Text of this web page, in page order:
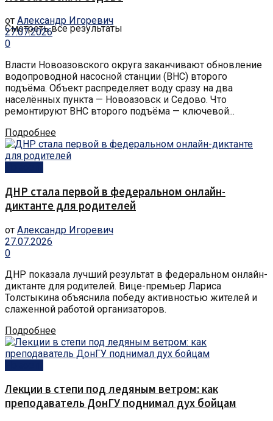
Смотреть все результаты
от Александр Игоревич
27.07.2026
0
Власти Новоазовского округа заканчивают обновление
водопроводной насосной станции (ВНС) второго
подъёма. Объект распределяет воду сразу на два
населённых пункта — Новоазовск и Седово. Что
ремонтируют ВНС второго подъёма — ключевой...
Подробнее
ДНР стала первой в федеральном онлайн-
диктанте для родителей
от Александр Игоревич
27.07.2026
0
ДНР показала лучший результат в федеральном онлайн-
диктанте для родителей. Вице-премьер Лариса
Толстыкина объяснила победу активностью жителей и
слаженной работой организаторов.
Подробнее
Лекции в степи под ледяным ветром: как
преподаватель ДонГУ поднимал дух бойцам